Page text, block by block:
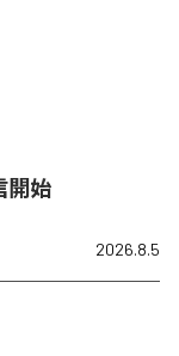
開始
2026.8.5